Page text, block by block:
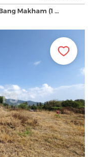
Makham (1 …